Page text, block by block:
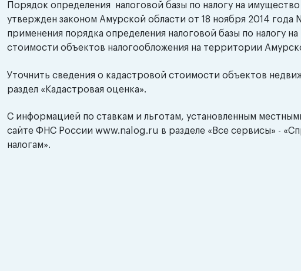
Порядок определения налоговой базы по налогу на
утвержден законом Амурской области от 18 ноября 2014
применения порядка определения налоговой базы по налогу
стоимости объектов налогообложения на территории
Уточнить сведения о кадастровой стоимости объектов
раздел «Кадастровая оценка».
С информацией по ставкам и льготам, установленным
сайте ФНС России www.nalog.ru в разделе «Все сервисы» -
налогам».